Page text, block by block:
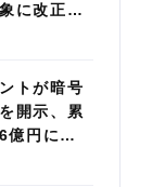
に改正案
トが暗号
開示、累
億円に達